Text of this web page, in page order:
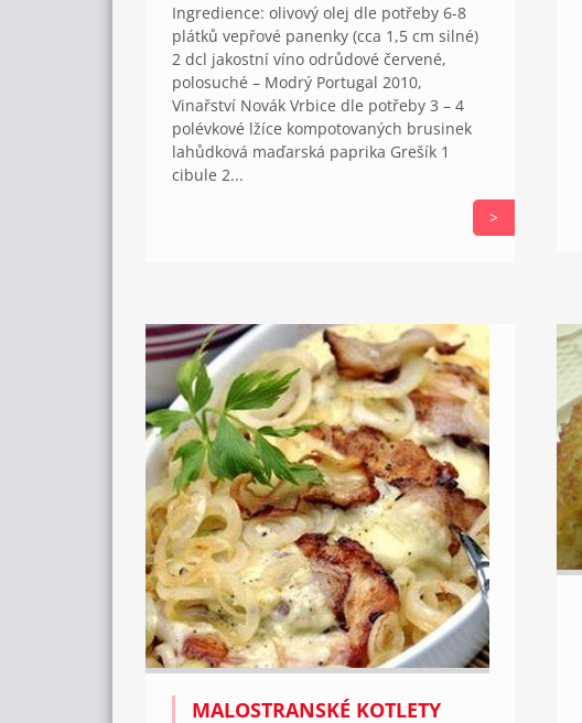
Ingredience: olivový olej dle potřeby 6-8
plátků vepřové panenky (cca 1,5 cm silné)
2 dcl jakostní víno odrůdové červené,
polosuché – Modrý Portugal 2010,
Vinařství Novák Vrbice dle potřeby 3 – 4
polévkové lžíce kompotovaných brusinek
lahůdková maďarská paprika Grešík 1
cibule 2...
>
MALOSTRANSKÉ KOTLETY